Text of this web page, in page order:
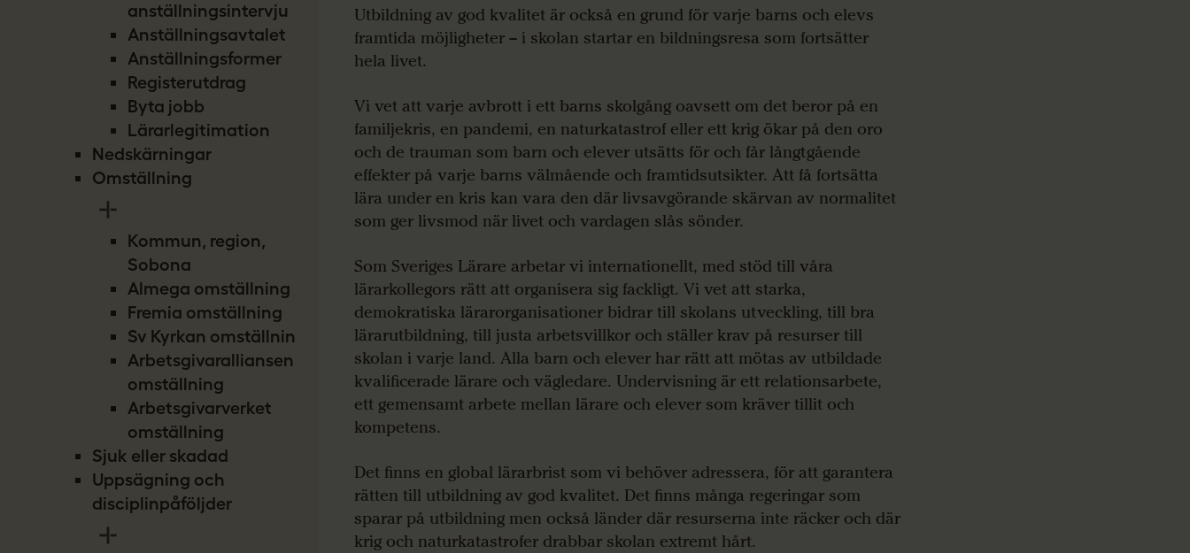
anställningsintervju
Anställningsavtalet
Anställningsformer
Registerutdrag
Byta jobb
Lärarlegitimation
Nedskärningar
Omställning
Kommun, region,
Sobona
Almega omställning
Fremia omställning
Sv Kyrkan omställning
Arbetsgivaralliansen
omställning
Arbetsgivarverket
omställning
Sjuk eller skadad
Uppsägning och
disciplinpåföljder
Utbildning av god kvalitet är också en grund för varje barns och elevs
framtida möjligheter – i skolan startar en bildningsresa som fortsätter
hela livet.
Vi vet att varje avbrott i ett barns skolgång oavsett om det beror på en
familjekris, en pandemi, en naturkatastrof eller ett krig ökar på den oro
och de trauman som barn och elever utsätts för och får långtgående
effekter på varje barns välmående och framtidsutsikter. Att få fortsätta
lära under en kris kan vara den där livsavgörande skärvan av normalitet
som ger livsmod när livet och vardagen slås sönder.
Som Sveriges Lärare arbetar vi internationellt, med stöd till våra
lärarkollegors rätt att organisera sig fackligt. Vi vet att starka,
demokratiska lärarorganisationer bidrar till skolans utveckling, till bra
lärarutbildning, till justa arbetsvillkor och ställer krav på resurser till
skolan i varje land. Alla barn och elever har rätt att mötas av utbildade
kvalificerade lärare och vägledare. Undervisning är ett relationsarbete,
ett gemensamt arbete mellan lärare och elever som kräver tillit och
kompetens.
Det finns en global lärarbrist som vi behöver adressera, för att garantera
rätten till utbildning av god kvalitet. Det finns många regeringar som
sparar på utbildning men också länder där resurserna inte räcker och där
krig och naturkatastrofer drabbar skolan extremt hårt.